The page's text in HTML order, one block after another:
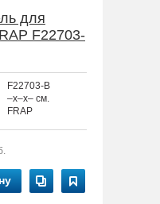
для
F22703-
F22703-B
–x–x– см.
FRAP